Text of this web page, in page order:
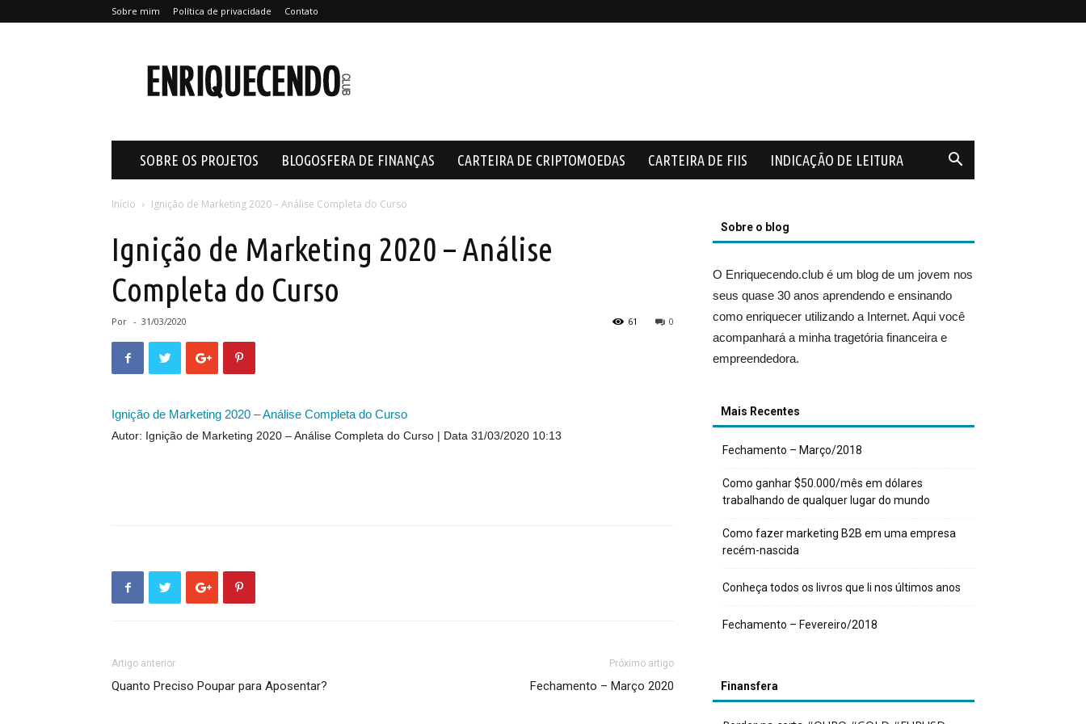
Sobre mim Política de privacidade Contato
SOBRE OS PROJETOS BLOGOSFERA DE FINANÇAS CARTEIRA DE CRIPTOMOEDAS CARTEIRA DE FIIS INDICAÇÃO DE LEITURA
Início Ignição de Marketing 2020 – Análise Completa do Curso
Ignição de Marketing 2020 – Análise
Completa do Curso
Por - 31/03/2020 0
61
Ignição de Marketing 2020 – Análise Completa do Curso
Autor: Ignição de Marketing 2020 – Análise Completa do Curso Data 31/03/2020 10:13
Artigo anterior
Quanto Preciso Poupar para Aposentar?
Próximo artigo
Fechamento – Março 2020
Sobre o blog
O Enriquecendo.club é um blog de um jovem nos
seus quase 30 anos aprendendo e ensinando
como enriquecer utilizando a Internet. Aqui você
acompanhará a minha tragetória financeira e
empreendedora.
Mais Recentes
Fechamento – Março/2018
Como ganhar $50.000/mês em dólares
trabalhando de qualquer lugar do mundo
Como fazer marketing B2B em uma empresa
recém-nascida
Conheça todos os livros que li nos últimos anos
Fechamento – Fevereiro/2018
Finansfera